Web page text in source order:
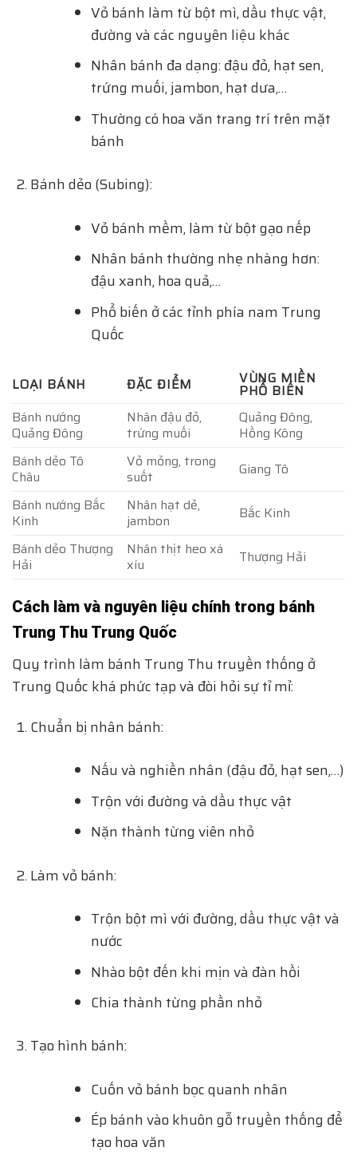
Vỏ bánh làm từ bột mì, dầu thực vật,
đường và các nguyên liệu khác
Nhân bánh đa dạng: đậu đỏ, hạt sen,
trứng muối, jambon, hạt dưa,…
Thường có hoa văn trang trí trên mặt
bánh
Bánh dẻo (Subing):
Vỏ bánh mềm, làm từ bột gạo nếp
Nhân bánh thường nhẹ nhàng hơn:
đậu xanh, hoa quả,…
Phổ biến ở các tỉnh phía nam Trung
Quốc
LOẠI BÁNH ĐẶC ĐIỂM VÙNG MIỀN
PHỔ BIẾN
Bánh nướng
Quảng Đông
Nhân đậu đỏ,
trứng muối
Quảng Đông,
Hồng Kông
Bánh dẻo Tô
Châu
Vỏ mỏng, trong
suốt
Giang Tô
Bánh nướng Bắc
Kinh
Nhân hạt dẻ,
jambon
Bắc Kinh
Bánh dẻo Thượng
Hải
Nhân thịt heo xá
xíu
Thượng Hải
Cách làm và nguyên liệu chính trong bánh
Trung Thu Trung Quốc
Quy trình làm bánh Trung Thu truyền thống ở
Trung Quốc khá phức tạp và đòi hỏi sự tỉ mỉ:
Chuẩn bị nhân bánh:
Nấu và nghiền nhân (đậu đỏ, hạt sen,…)
Trộn với đường và dầu thực vật
Nặn thành từng viên nhỏ
Làm vỏ bánh:
Trộn bột mì với đường, dầu thực vật và
nước
Nhào bột đến khi mịn và đàn hồi
Chia thành từng phần nhỏ
Tạo hình bánh:
Cuốn vỏ bánh bọc quanh nhân
Ép bánh vào khuôn gỗ truyền thống để
tạo hoa văn